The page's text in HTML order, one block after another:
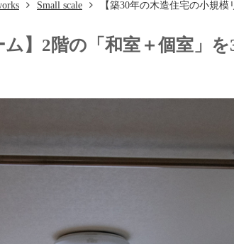
Small scale 【築30年の木造住宅の小規
】2階の「和室＋個室」